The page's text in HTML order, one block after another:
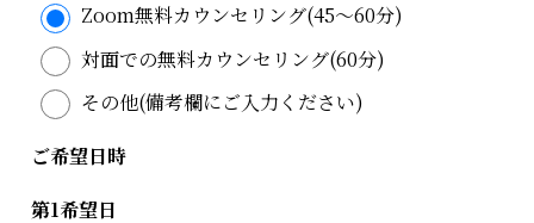
Zoom無料カウンセリング(45〜60分)
対面での無料カウンセリング(60分)
その他(備考欄にご入力ください)
ご希望日時
第1希望日